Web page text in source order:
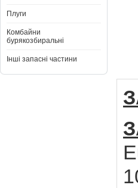
Плуги
Комбайни
бурякозбиральні
Інші запасні частини